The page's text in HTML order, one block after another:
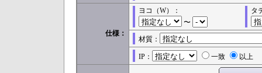
仕様：
ヨコ（W）：
〜
タ
材質：
IP： 一致 以上